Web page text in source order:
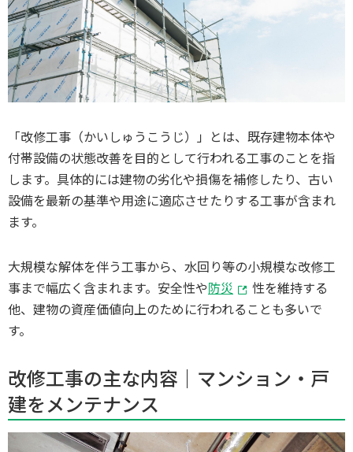
「改修工事（かいしゅうこうじ）」とは、既存建物本体や
付帯設備の状態改善を目的として行われる工事のことを指
します。具体的には建物の劣化や損傷を補修したり、古い
設備を最新の基準や用途に適応させたりする工事が含まれ
ます。
大規模な解体を伴う工事から、水回り等の小規模な改修工
事まで幅広く含まれます。安全性や防災
性を維持する
他、建物の資産価値向上のために行われることも多いで
す。
改修工事の主な内容｜マンション・戸
建をメンテナンス